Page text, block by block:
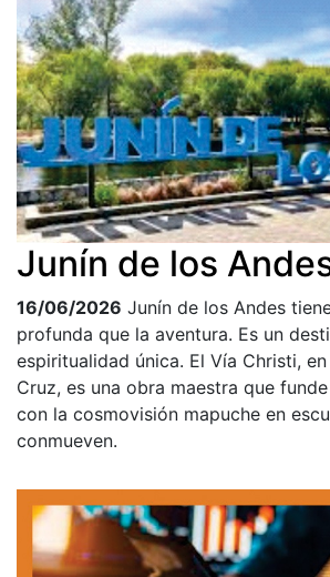
Junín de los
16/06/2026 Junín de los Andes
profunda que la aventura. Es un
espiritualidad única. El Vía Christi,
Cruz, es una obra maestra que
con la cosmovisión mapuche en
conmueven.